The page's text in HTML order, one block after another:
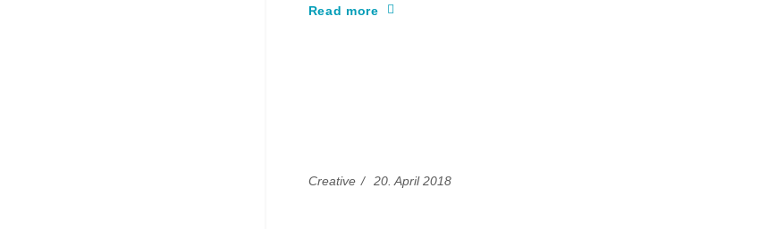
Read more
Creative 20. April 2018